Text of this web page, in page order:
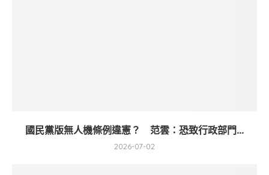
國民黨版無人機條例違憲？ 范雲：恐致行政部門...
2026-07-02